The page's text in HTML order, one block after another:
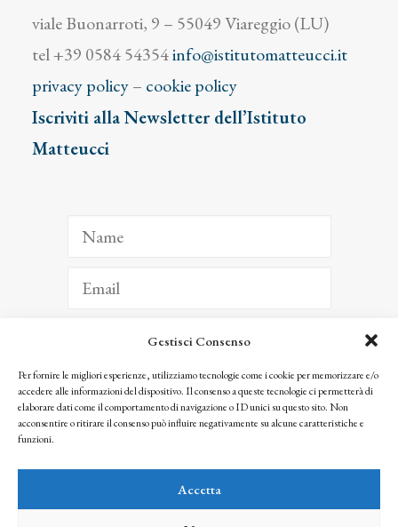
Gestisci Consenso
Per fornire le migliori esperienze, utilizziamo tecnologie come i cookie per memorizzare e/o
accedere alle informazioni del dispositivo. Il consenso a queste tecnologie ci permetterà di
elaborare dati come il comportamento di navigazione o ID unici su questo sito. Non
acconsentire o ritirare il consenso può influire negativamente su alcune caratteristiche e
funzioni.
Accetta
viale Buonarroti, 9 – 55049 Viareggio (LU)
tel +39 0584 54354info@istitutomatteucci.it
privacy policy– cookie policy
Iscriviti alla Newsletter dell’Istituto
Matteucci
ISCRIVITI
Facendo clic per iscriverti, riconosci che le tue informazioni saranno trattate
seguendo la nostra Privacy Policy
© 2025 Istituto Matteucci. All right reserved
l’autorizzazione scritta dei proprietari dei diritti e dell’Istituto Matteucci